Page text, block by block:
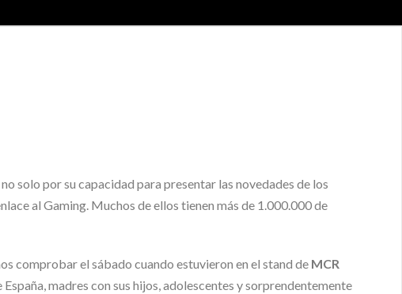
no solo por su capacidad para presentar las novedades de los
al Gaming. Muchos de ellos tienen más de 1.000.000 de
comprobar el sábado cuando estuvieron en el stand de MCR
madres con sus hijos, adolescentes y sorprendentemente